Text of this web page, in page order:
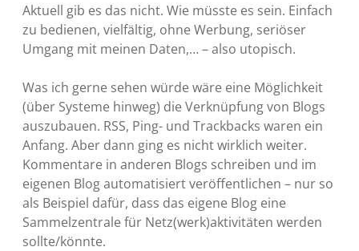
Aktuell gib es das nicht. Wie müsste es sein. Einfach
zu bedienen, vielfältig, ohne Werbung, seriöser
Umgang mit meinen Daten,… – also utopisch.
Was ich gerne sehen würde wäre eine Möglichkeit
(über Systeme hinweg) die Verknüpfung von Blogs
auszubauen. RSS, Ping- und Trackbacks waren ein
Anfang. Aber dann ging es nicht wirklich weiter.
Kommentare in anderen Blogs schreiben und im
eigenen Blog automatisiert veröffentlichen – nur so
als Beispiel dafür, dass das eigene Blog eine
Sammelzentrale für Netz(werk)aktivitäten werden
sollte/könnte.